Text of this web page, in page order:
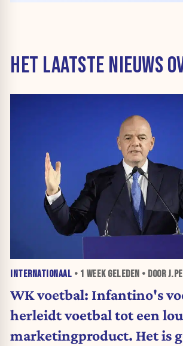
HET LAATSTE NIEUWS
INTERNATIONAAL • 1 WEEKGELEDEN • DOOR J.PE
WK voetbal: Infantino's
herleidt voetbal tot een
marketingproduct. Het is